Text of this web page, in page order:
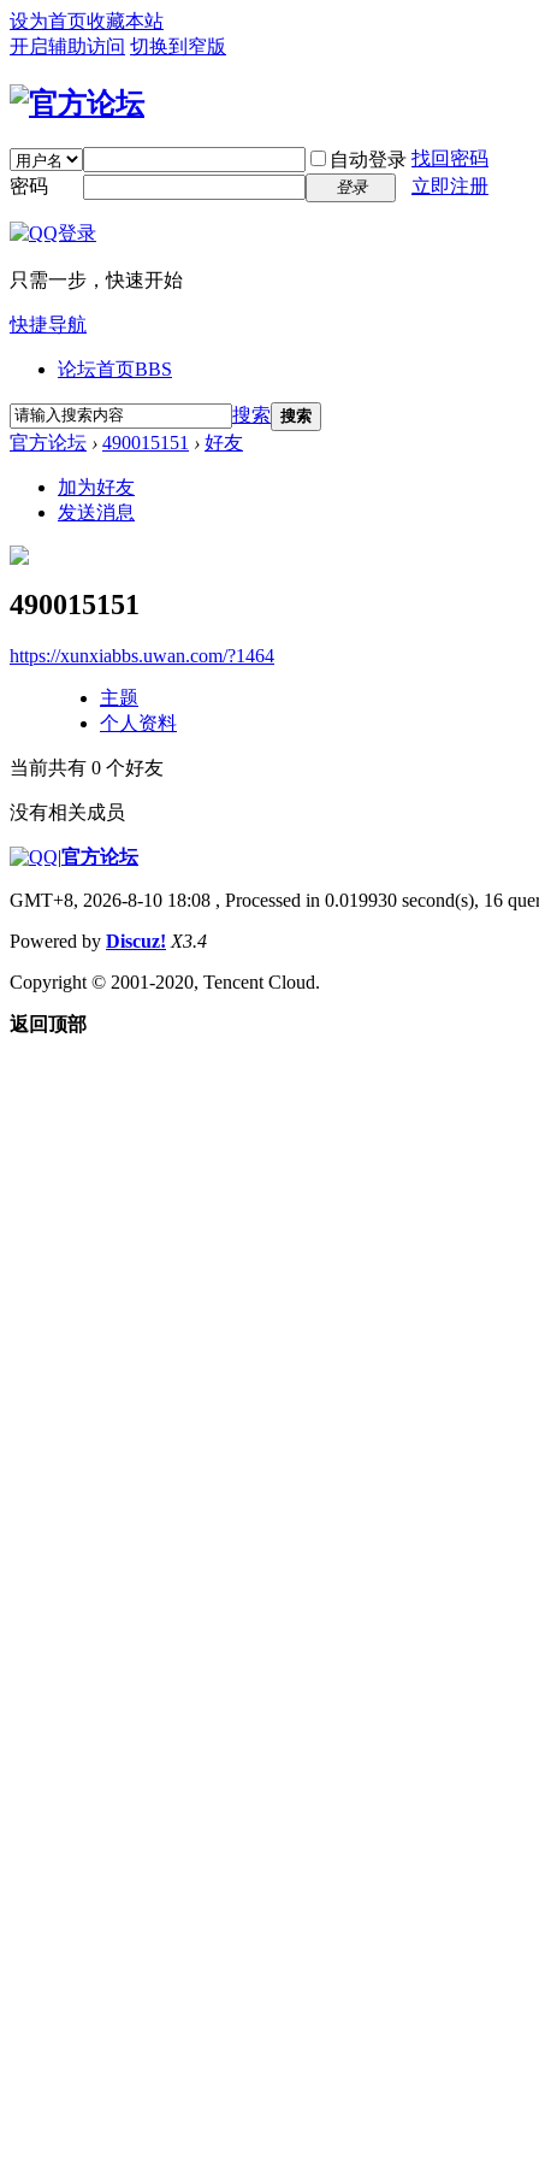
设为首页收藏本站
开启辅助访问 切换到窄版
自动登录 找回密码
密码
登录 立即注册
只需一步，快速开始
快捷导航
论坛首页BBS
搜索 搜索
官方论坛 › 490015151 › 好友
加为好友
发送消息
490015151
https://xunxiabbs.uwan.com/?1464
主题
个人资料
当前共有 0 个好友
没有相关成员
|官方论坛
GMT+8, 2026-8-10 18:08 , Processed in 0.019930 second(s), 16
Powered by Discuz! X3.4
Copyright © 2001-2020, Tencent Cloud.
返回顶部